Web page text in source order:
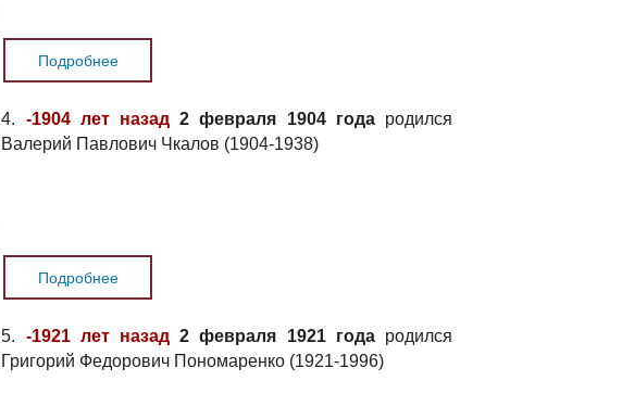
Подробнее
4. -1904 лет назад 2 февраля 1904 годародился
Валерий Павлович Чкалов (1904-1938)
Подробнее
5. -1921 лет назад 2 февраля 1921 годародился
Григорий Федорович Пономаренко (1921-1996)